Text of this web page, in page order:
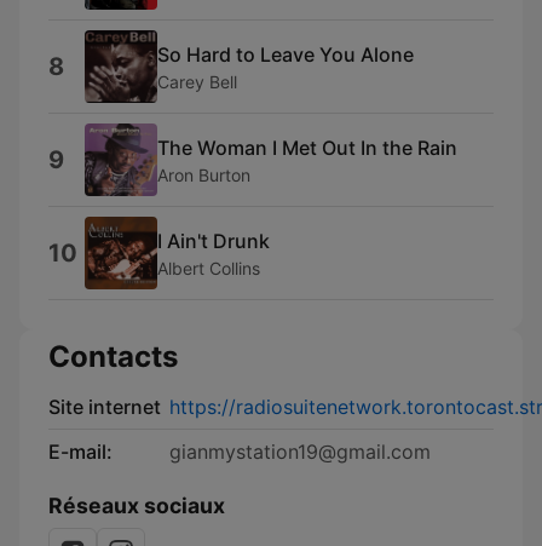
8 So Hard to Leave You Alone
Carey Bell
9 The Woman I Met Out In the Rain
Aron Burton
10 I Ain't Drunk
Albert Collins
Contacts
Site internet https://
E-mail:
gianmystation19@gmail.com
Réseaux sociaux